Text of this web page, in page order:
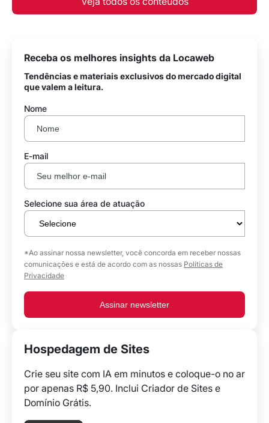
Receba os melhores insights da Locaweb
Tendências e materiais exclusivos do mercado digital
que valem a leitura.
Nome
E-mail
Selecione sua área de atuação
*Ao assinar nossa newsletter, você concorda em receber nossas
comunicações e está de acordo com as nossas Políticas de
Privacidade
Assinar newsletter
Hospedagem de Sites
Crie seu site com IA em minutos e coloque-o no ar
por apenas R$ 5,90. Inclui Criador de Sites e
Domínio Grátis.